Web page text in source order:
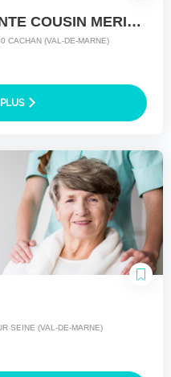
EHPAD RESIDENCE SANTE COUSIN MERICOURT
CACHAN (VAL-DE-MARNE)
SEINE (VAL-DE-MARNE)